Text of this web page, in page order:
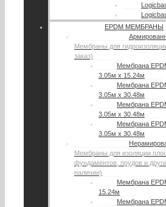
EPDM МЕМБРАНЫ
Мембраны для
заказ)
Мембрана
3.05м х 15.24м
Мембрана
3.05м х 30.48м
Мембрана
3.05м х 30.48м
Мембрана
3.05м х 30.48м
Мембраны для изоляции
фундаментов, прудов и
наличии)
Мембрана
15.24м
Мембрана